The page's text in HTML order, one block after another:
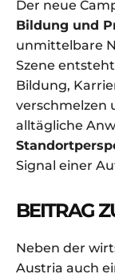
Der neue
Bildung und
unmittelbare
Szene
Bildung,
verschmelzen
alltägliche
Signal einer
BEITRAG
Neben der
Austria auch